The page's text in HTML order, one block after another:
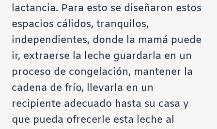
lactancia. Para esto se diseñaron estos
espacios cálidos, tranquilos,
independientes, donde la mamá puede
ir, extraerse la leche guardarla en un
proceso de congelación, mantener la
cadena de frío, llevarla en un
recipiente adecuado hasta su casa y
que pueda ofrecerle esta leche al